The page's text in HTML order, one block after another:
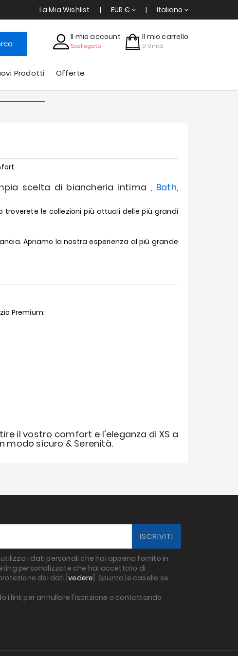
La Mia Wishlist EUR € Italiano
Il mio account
Scollegato
Il mio carrello
0 Unità
Prodotti Offerte
scelta di biancheria intima , Bath,
troverete le collezioni più attuali delle più grandi
Apriamo la nostra esperienza al più grande
Premium:
il vostro comfort e l'eleganza di XS a
modo sicuro & Serenità.
i dati personali che hai appena fornito in
personalizzate che hai accettato di
dei dati [vedere ]. Spunta le caselle se
i link per annullare l'iscrizione o contattando